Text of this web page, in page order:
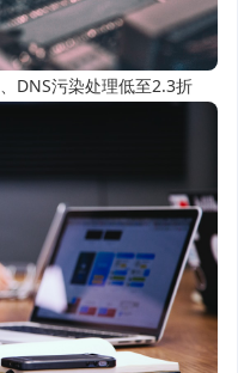
DNS污染处理低至2.3折